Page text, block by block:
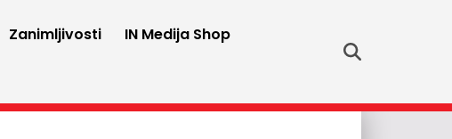
Zanimljivosti
IN Medija Shop